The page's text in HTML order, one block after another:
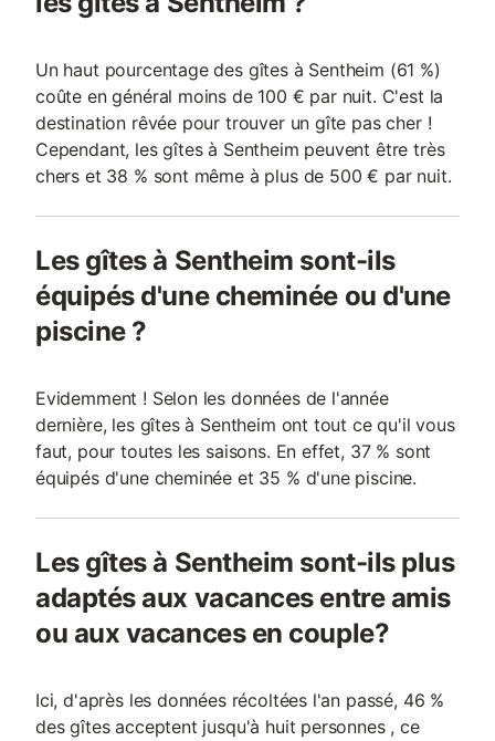
Un haut pourcentage des gîtes à Sentheim (61 %)
coûte en général moins de 100 € par nuit. C'est la
destination rêvée pour trouver un gîte pas cher !
Cependant, les gîtes à Sentheim peuvent être très
chers et 38 % sont même à plus de 500 € par nuit.
Les gîtes à Sentheim sont-ils
équipés d'une cheminée ou d'une
piscine ?
Evidemment ! Selon les données de l'année
dernière, les gîtes à Sentheim ont tout ce qu'il vous
faut, pour toutes les saisons. En effet, 37 % sont
équipés d'une cheminée et 35 % d'une piscine.
Les gîtes à Sentheim sont-ils plus
adaptés aux vacances entre amis
ou aux vacances en couple?
Ici, d'après les données récoltées l'an passé, 46 %
des gîtes acceptent jusqu'à huit personnes , ce